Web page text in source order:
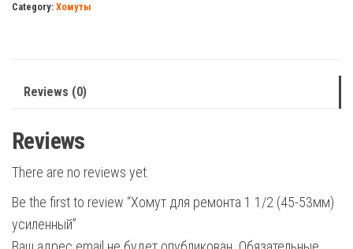
1/2
quantity
Category: Хомуты
Reviews (0)
Reviews
There are no reviews yet.
Be the first to review “Хомут для ремонта 1 1/2 (45-53мм)
усиленный”